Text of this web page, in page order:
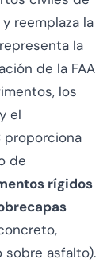
reemplaza la
la
de la FAA
los
el
proporciona
de
rígidos
asfalto).